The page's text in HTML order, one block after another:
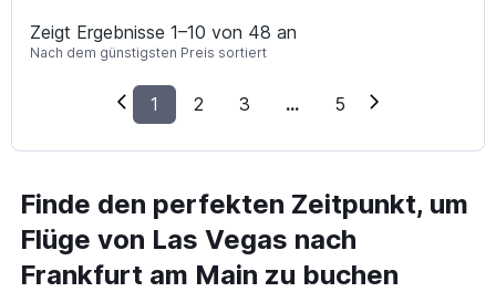
Zeigt Ergebnisse 1–10 von 48 an
Nach dem günstigsten Preis sortiert
1 2 3 ... 5
Finde den perfekten Zeitpunkt, um
Flüge von Las Vegas nach
Frankfurt am Main zu buchen